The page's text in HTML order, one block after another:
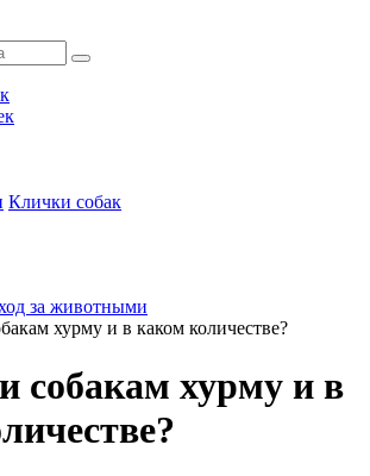
Клички собак
за животными
хурму и в каком количестве?
собакам хурму и в